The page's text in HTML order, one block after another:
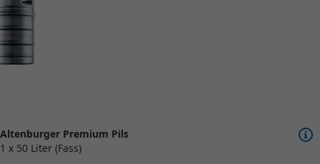
Altenburger Premium Pils
1 x 50 Liter (Fass)